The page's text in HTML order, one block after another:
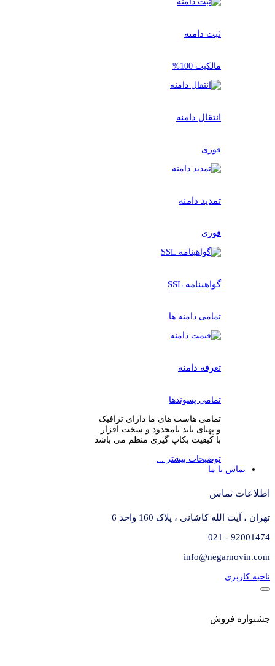
ثبت دامنه
مالکیت 100%
انتقال دامنه
فوری
تمدید دامنه
فوری
گواهینامه SSL
تمامی دامنه ها
تعرفه دامنه
تمامی پسوندها
تمامی هاست های ما دارای ترافیک
و پهنای باند نامحدود و سخت افزار
با کیفیت بکاپ گیری منظم می باشد
توضیحات بیشتر ...
تماس با ما
اطلاعات تماس
تهران ، آیت الله کاشانی ، پلاک 160 واحد 6
92001474 - 021
info@negarnovin.com
ناحیه کاربری
جشنواره فروش